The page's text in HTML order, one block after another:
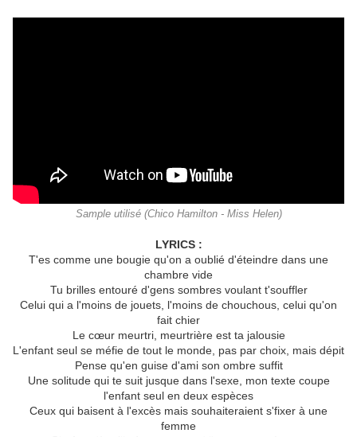
Sample utilisé (Chico Hamilton - Miss Helen)
LYRICS :
T'es comme une bougie qu'on a oublié d'éteindre dans une
chambre vide
Tu brilles entouré d'gens sombres voulant t'souffler
Celui qui a l'moins de jouets, l'moins de chouchous, celui qu'on
fait chier
Le cœur meurtri, meurtrière est ta jalousie
L'enfant seul se méfie de tout le monde, pas par choix, mais dépit
Pense qu'en guise d'ami son ombre suffit
Une solitude qui te suit jusque dans l'sexe, mon texte coupe
l'enfant seul en deux espèces
Ceux qui baisent à l'excès mais souhaiteraient s'fixer à une
femme